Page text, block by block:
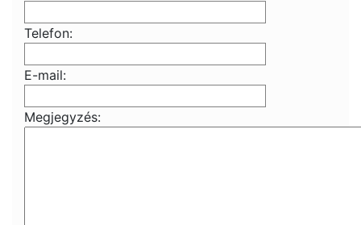
Telefon:
E-mail:
Megjegyzés: